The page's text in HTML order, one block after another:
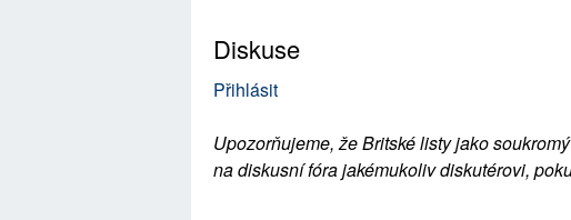
Diskuse
Přihlásit
Upozorňujeme, že Britské listy jako
na diskusní fóra jakémukoliv diskutérovi,